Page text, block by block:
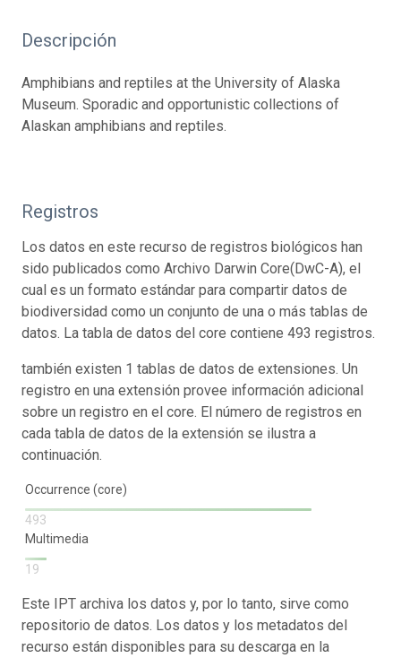
Descripción
Amphibians and reptiles at the University of Alaska
Museum. Sporadic and opportunistic collections of
Alaskan amphibians and reptiles.
Registros
Los datos en este recurso de registros biológicos han
sido publicados como Archivo Darwin Core(DwC-A), el
cual es un formato estándar para compartir datos de
biodiversidad como un conjunto de una o más tablas de
datos. La tabla de datos del core contiene 493 registros.
también existen 1 tablas de datos de extensiones. Un
registro en una extensión provee información adicional
sobre un registro en el core. El número de registros en
cada tabla de datos de la extensión se ilustra a
continuación.
Occurrence (core)
493
Multimedia
19
Este IPT archiva los datos y, por lo tanto, sirve como
repositorio de datos. Los datos y los metadatos del
recurso están disponibles para su descarga en la